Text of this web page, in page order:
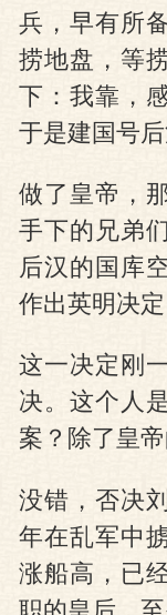
兵，早有所
捞地盘，等
下：我靠，
于是建国号
做了皇帝，
手下的兄弟
后汉的国库
作出英明决定
这一决定刚
决。这个人
案？除了皇
没错，否决
年在乱军中
涨船高，已